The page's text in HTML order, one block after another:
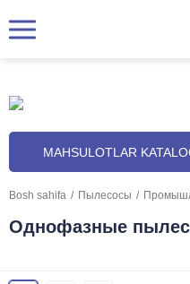
MAHSULOTLAR
Bosh sahifa / Пылесосы /
Однофазные